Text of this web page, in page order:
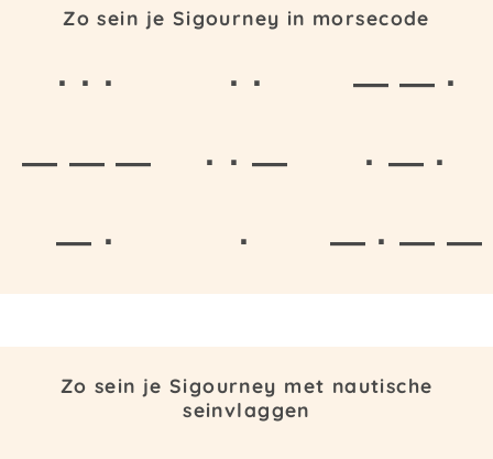
Zo sein je Sigourney in morsecode
· · · · ·
— — ·
— — —
· · —
· — ·
— ·
· — · — —
Zo sein je Sigourney met nautische
seinvlaggen